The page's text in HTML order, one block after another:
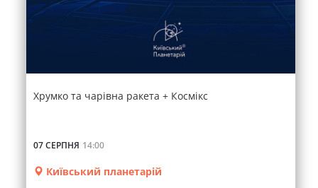
Хрумко та чарівна ракета + Космікс
07 СЕРПНЯ 14:00
Київський планетарій